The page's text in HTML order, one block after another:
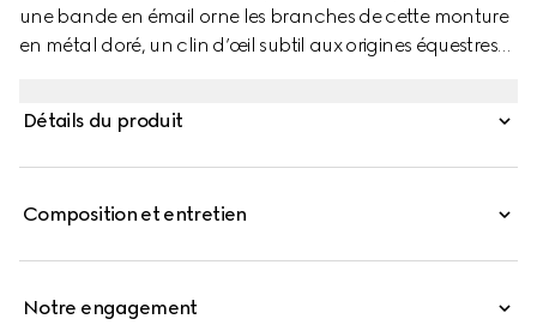
une bande en émail orne les branches de cette monture
en métal doré, un clin d’œil subtil aux origines équestres
Détails du produit
Composition et entretien
Notre engagement